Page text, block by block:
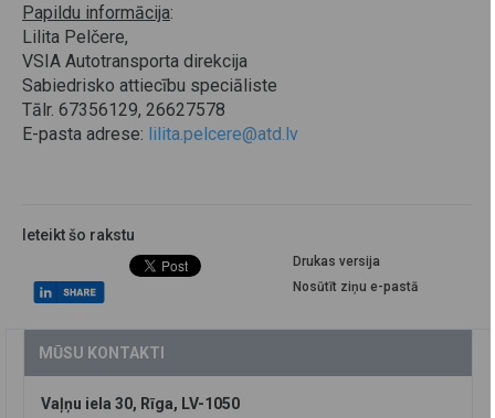
Papildu informācija:
Lilita Pelčere,
VSIA Autotransporta direkcija
Sabiedrisko attiecību speciāliste
Tālr. 67356129, 26627578
E-pasta adrese: lilita.pelcere@atd.lv
Ieteikt šo rakstu
Drukas versija
Nosūtīt ziņu e-pastā
MŪSU KONTAKTI
Vaļņu iela 30, Rīga, LV-1050